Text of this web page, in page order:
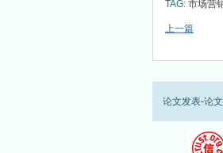
TAG: 市场营
上一篇
论文发表-论